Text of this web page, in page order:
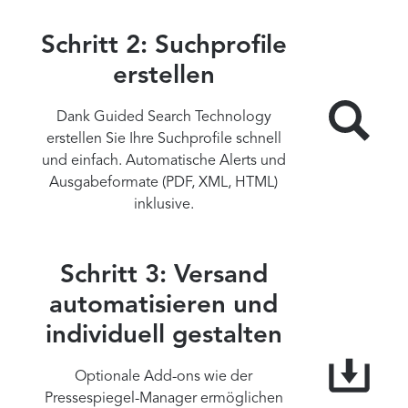
Schritt 2: Suchprofile
erstellen
Dank Guided Search Technology
erstellen Sie Ihre Suchprofile schnell
und einfach. Automatische Alerts und
Ausgabeformate (PDF, XML, HTML)
inklusive.
Schritt 3: Versand
automatisieren und
individuell gestalten
Optionale Add-ons wie der
Pressespiegel-Manager ermöglichen